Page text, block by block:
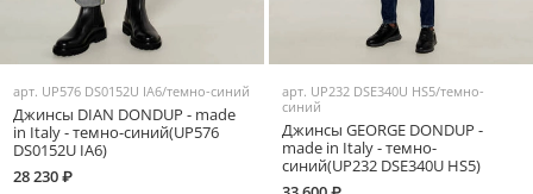
арт. UP576 DS0152U IA6/темно-синий
Джинсы DIAN DONDUP - made
in Italy - темно-синий(UP576
DS0152U IA6)
28 230 ₽
арт. UP232 DSE340U HS5/темно-
синий
Джинсы GEORGE DONDUP -
made in Italy - темно-
синий(UP232 DSE340U HS5)